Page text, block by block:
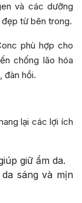
và các dưỡng
từ bên trong.
phù hợp cho
chống lão hóa
đàn hồi.
lại các lợi ích
giữ ẩm da.
sáng và mịn